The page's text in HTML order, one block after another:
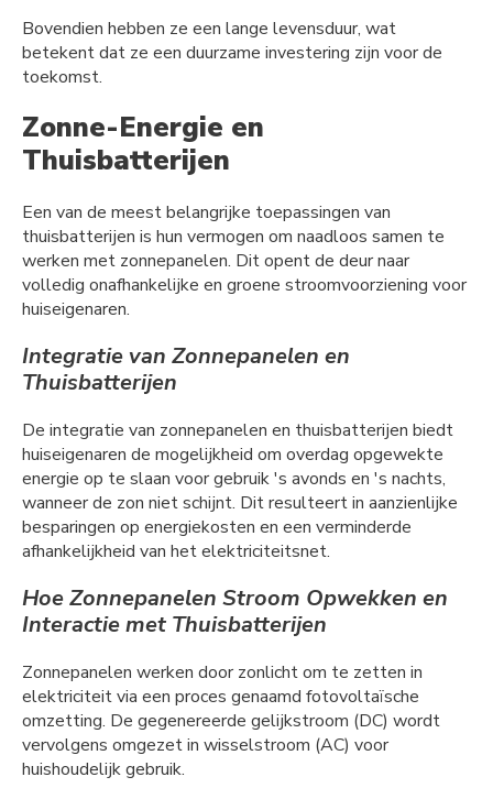
Bovendien hebben ze een lange levensduur, wat
betekent dat ze een duurzame investering zijn voor de
toekomst.
Zonne-Energie en
Thuisbatterijen
Een van de meest belangrijke toepassingen van
thuisbatterijen is hun vermogen om naadloos samen te
werken met zonnepanelen. Dit opent de deur naar
volledig onafhankelijke en groene stroomvoorziening voor
huiseigenaren.
Integratie van Zonnepanelen en
Thuisbatterijen
De integratie van zonnepanelen en thuisbatterijen biedt
huiseigenaren de mogelijkheid om overdag opgewekte
energie op te slaan voor gebruik 's avonds en 's nachts,
wanneer de zon niet schijnt. Dit resulteert in aanzienlijke
besparingen op energiekosten en een verminderde
afhankelijkheid van het elektriciteitsnet.
Hoe Zonnepanelen Stroom Opwekken en
Interactie met Thuisbatterijen
Zonnepanelen werken door zonlicht om te zetten in
elektriciteit via een proces genaamd fotovoltaïsche
omzetting. De gegenereerde gelijkstroom (DC) wordt
vervolgens omgezet in wisselstroom (AC) voor
huishoudelijk gebruik.